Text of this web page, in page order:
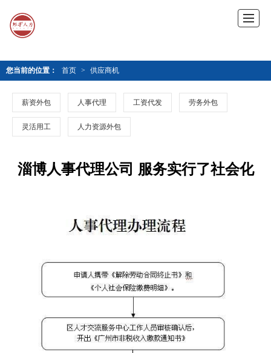
您当前的位置： 首页 > 供应商机
薪资外包 人事代理 工资代发 劳务外包
灵活用工 人力资源外包
淄博人事代理公司 服务实行了社会化